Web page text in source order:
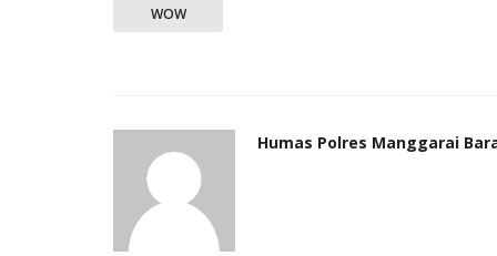
WOW
Humas Polres Manggarai